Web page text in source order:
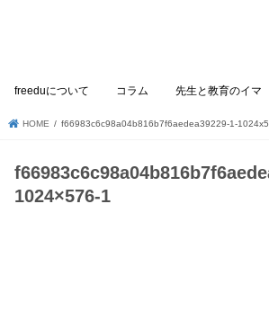
freeduについて コラム 先生と教育のイマ
HOME f66983c6c98a04b816b7f6aedea39229-1-
1024×576-1